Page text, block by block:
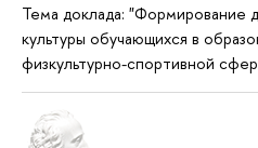
Тема доклада: "Формирование
культуры обучающихся в
физкультурно-спортивной